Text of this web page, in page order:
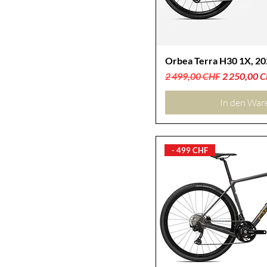
Orbea Terra H30 1X,
Standardpreis
2 499,00 CHF Sale-Preis
2 250,00
In den
- 499 CHF